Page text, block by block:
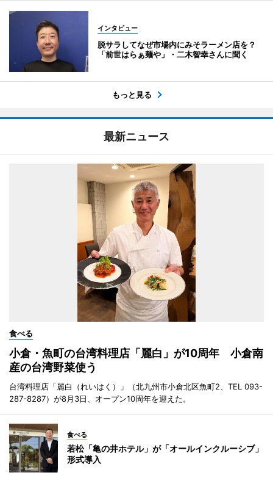
インタビュー
脱サラしてなぜ市場内にみそラーメン店を？
「前世はらぁ麺や」・二木智幸さんに聞く
もっと見る
最新ニュース
食べる
小倉・魚町の台湾料理店「麗白」が10周年 小倉南
産の台湾野菜使う
台湾料理店「麗白（れいはく）」（北九州市小倉北区魚町2、TEL 093-
287-8287）が8月3日、オープン10周年を迎えた。
食べる
若松「亀の井ホテル」が「オールインクルーシブ」
形式導入